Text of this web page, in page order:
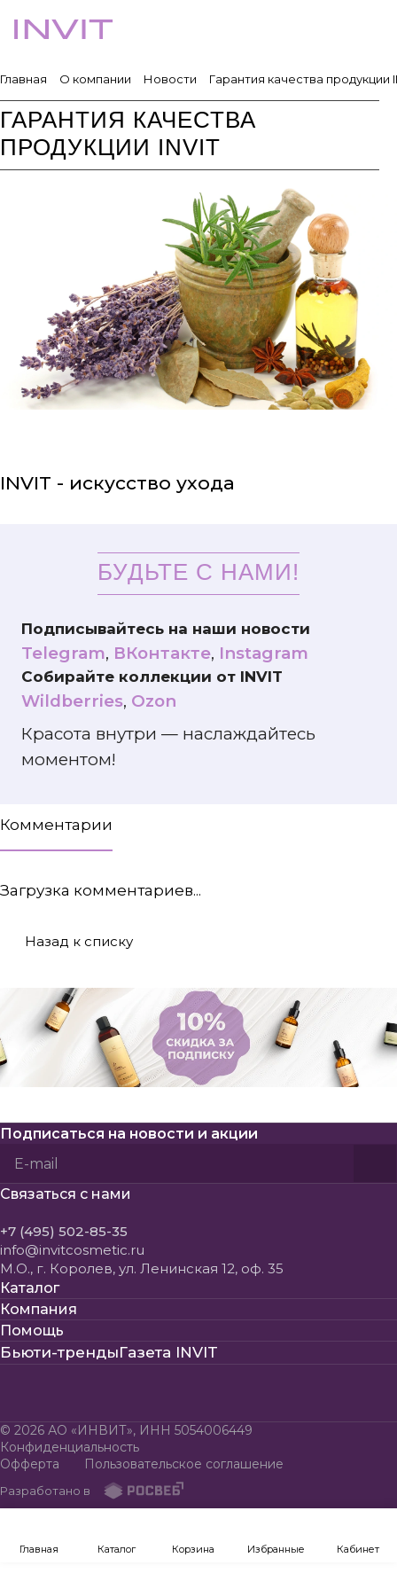
Главная О компании Новости Гарантия качества продукции
ГАРАНТИЯ КАЧЕСТВА
ПРОДУКЦИИ INVIT
INVIT - искусство ухода
БУДЬТЕ С НАМИ!
Подписывайтесь на наши новости
Telegram, ВКонтакте, Instagram
Собирайте коллекции от INVIT
Wildberries, Ozon
Красота внутри — наслаждайтесь
моментом!
Комментарии
Загрузка комментариев...
Назад к списку
Подписаться на новости и акции
Политикой конфиденциальности
Связаться с нами
+7 (495) 502-85-35
info@invitcosmetic.ru
М.О., г. Королев, ул. Ленинская 12, оф. 35
Каталог
Компания
Помощь
Бьюти-трендыГазета INVIT
© 2026 АО «ИНВИТ», ИНН 5054006449
Конфиденциальность
Офферта
Пользовательское соглашение
Разработано в
Главная Каталог Корзина Избранные Кабинет